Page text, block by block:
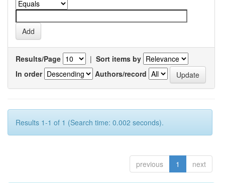
Results/Page | Sort items by
In order
Authors/record
Results 1-1 of 1 (Search time: 0.002 seconds).
previous 1 next